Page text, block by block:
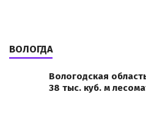
ВОЛОГДА
Вологодская
38 тыс. куб. м